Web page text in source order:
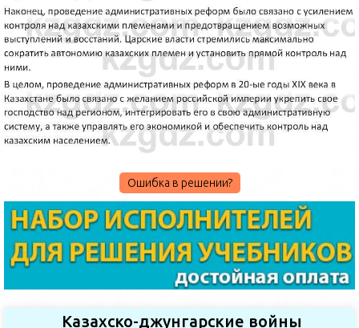
Ошибка в решении?
Казахско-джунгарские войны